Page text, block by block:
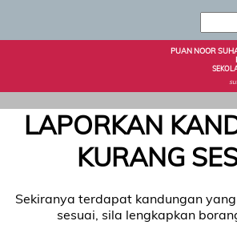
PUAN NOOR
LAPORKAN
KURANG
Sekiranya terdapat kandungan
sesuai, sila lengkapkan